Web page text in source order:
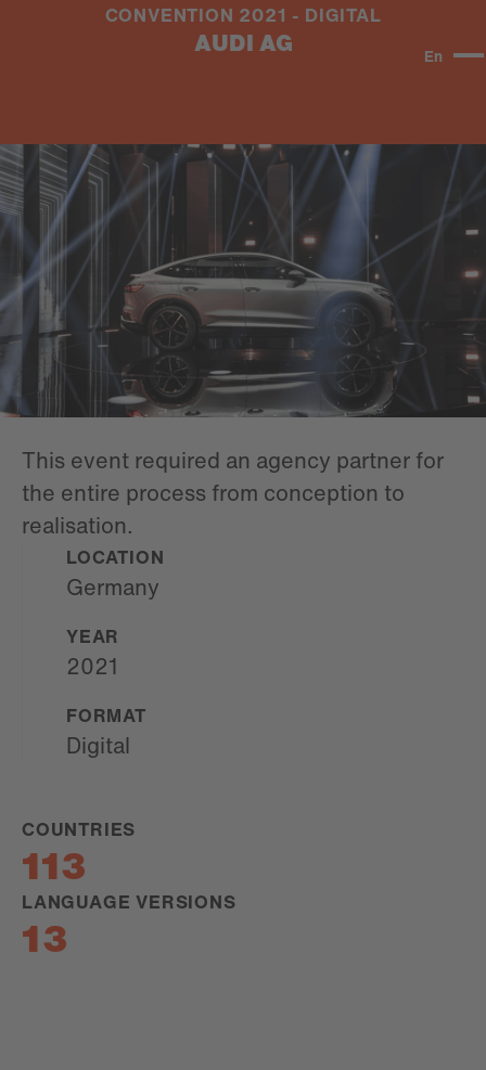
En
CONVENTION 2021 - DIGITAL
AUDI AG
#DIGITAL #NEWTHINKING
Digitalisation of the
Audi Convention
2021
This event required an agency partner for
the entire process from conception to
realisation.
LOCATION
Germany
YEAR
2021
FORMAT
Digital
COUNTRIES
113
LANGUAGE VERSIONS
13